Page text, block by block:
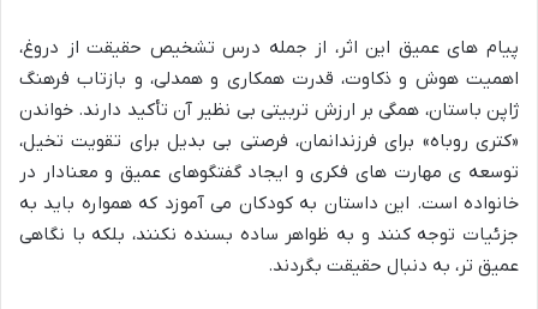
پیام های عمیق این اثر، از جمله درس تشخیص حقیقت از دروغ،
اهمیت هوش و ذکاوت، قدرت همکاری و همدلی، و بازتاب فرهنگ
ژاپن باستان، همگی بر ارزش تربیتی بی نظیر آن تأکید دارند. خواندن
«کتری روباه» برای فرزندانمان، فرصتی بی بدیل برای تقویت تخیل،
توسعه ی مهارت های فکری و ایجاد گفتگوهای عمیق و معنادار در
خانواده است. این داستان به کودکان می آموزد که همواره باید به
جزئیات توجه کنند و به ظواهر ساده بسنده نکنند، بلکه با نگاهی
عمیق تر، به دنبال حقیقت بگردند.